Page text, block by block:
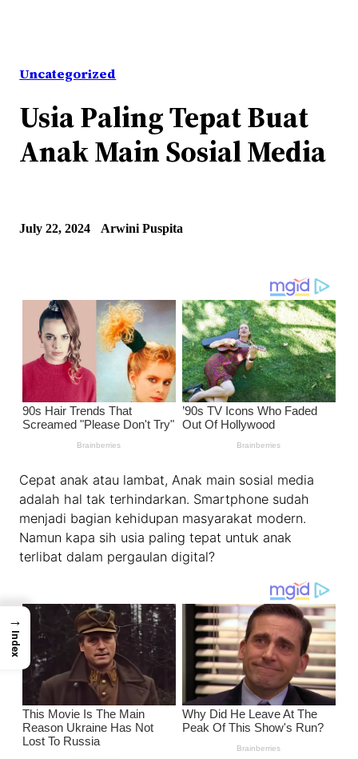
Uncategorized
Usia Paling Tepat Buat
Anak Main Sosial Media
July 22, 2024 Arwini Puspita
Cepat anak atau lambat, Anak main sosial media
adalah hal tak terhindarkan. Smartphone sudah
menjadi bagian kehidupan masyarakat modern.
Namun kapa sih usia paling tepat untuk anak
terlibat dalam pergaulan digital?
→
Index